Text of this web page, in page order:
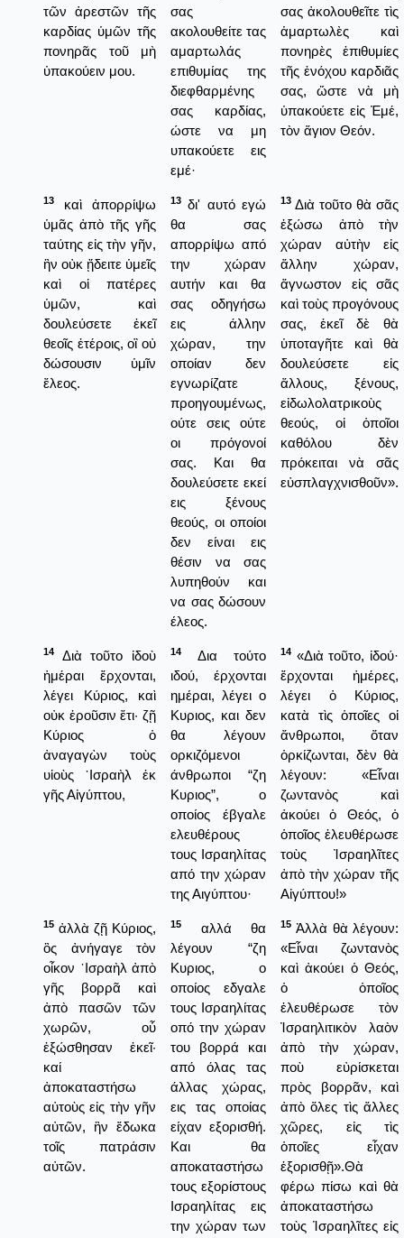
τῶν ἀρεστῶν τῆς
καρδίας ὑμῶν τῆς
πονηρᾶς τοῦ μὴ
ὑπακούειν μου.
σας
ακολουθείτε τας
αμαρτωλάς
επιθυμίας της
διεφθαρμένης
σας καρδίας,
ώστε να μη
υπακούετε εις
εμέ·
σας ἀκολουθεῖτε τὶς
ἁμαρτωλὲς καὶ
πονηρὲς ἐπιθυμίες
τῆς ἐνόχου καρδιᾶς
σας, ὥστε νὰ μὴ
ὑπακούετε εἰς Ἐμέ,
τὸν ἅγιον Θεόν.
13
καὶ ἀπορρίψω
ὑμᾶς ἀπὸ τῆς γῆς
ταύτης εἰς τὴν γῆν,
ἣν οὐκ ᾔδειτε ὑμεῖς
καὶ οἱ πατέρες
ὑμῶν, καὶ
δουλεύσετε ἐκεῖ
θεοῖς ἑτέροις, οἳ οὐ
δώσουσιν ὑμῖν
ἔλεος.
13 δι' αυτό εγώ
θα σας
απορρίψω από
την χώραν
αυτήν και θα
σας οδηγήσω
εις άλλην
χώραν, την
οποίαν δεν
εγνωρίζατε
προηγουμένως,
ούτε σεις ούτε
οι πρόγονοί
σας. Και θα
δουλεύσετε εκεί
εις ξένους
θεούς, οι οποίοι
δεν είναι εις
θέσιν να σας
λυπηθούν και
να σας δώσουν
έλεος.
13 Διὰ τοῦτο θὰ σᾶς
ἐξώσω ἀπὸ τὴν
χώραν αὐτὴν εἰς
ἄλλην χώραν,
ἄγνωστον εἰς σᾶς
καὶ τοὺς προγόνους
σας, ἐκεῖ δὲ θὰ
ὑποταγῆτε καὶ θὰ
δουλεύσετε εἰς
ἄλλους, ξένους,
εἰδωλολατρικοὺς
θεούς, οἱ ὁποῖοι
καθόλου δὲν
πρόκειται νὰ σᾶς
εὐσπλαγχνισθοῦν».
14
Διὰ τοῦτο ἰδοὺ
ἡμέραι ἔρχονται,
λέγει Κύριος, καὶ
οὐκ ἐροῦσιν ἔτι· ζῇ
Κύριος ὁ
ἀναγαγὼν τοὺς
υἱοὺς ᾿Ισραὴλ ἐκ
γῆς Αἰγύπτου,
14
Δια τούτο
ιδού, έρχονται
ημέραι, λέγει ο
Κυριος, και δεν
θα λέγουν
ορκιζόμενοι
άνθρωποι “ζη
Κυριος”, ο
οποίος έβγαλε
ελευθέρους
τους Ισραηλίτας
από την χώραν
της Αιγύπτου·
14 «Διὰ τοῦτο, ἰδού·
ἔρχονται ἡμέρες,
λέγει ὁ Κύριος,
κατὰ τὶς ὁποῖες οἱ
ἄνθρωποι, ὅταν
ὁρκίζωνται, δὲν θὰ
λέγουν: «Εἶναι
ζωντανὸς καὶ
ἀκούει ὁ Θεός, ὁ
ὁποῖος ἐλευθέρωσε
τοὺς Ἰσραηλῖτες
ἀπὸ τὴν χώραν τῆς
Αἰγύπτου!»
15 ἀλλὰ ζῇ Κύριος,
ὃς ἀνήγαγε τὸν
οἶκον ᾿Ισραὴλ ἀπὸ
γῆς βορρᾶ καὶ
ἀπὸ πασῶν τῶν
χωρῶν, οὗ
ἐξώσθησαν ἐκεῖ·
καί
ἀποκαταστήσω
αὐτοὺς εἰς τὴν γῆν
αὐτῶν, ἣν ἔδωκα
τοῖς πατράσιν
αὐτῶν.
15
αλλά θα
λέγουν “ζη
Κυριος, ο
οποίος εδγαλε
τους Ισραηλίτας
οπό την χώραν
του βορρά και
από όλας τας
άλλας χώρας,
εις τας οποίας
είχαν εξορισθή.
Και θα
αποκαταστήσω
τους εξορίστους
Ισραηλίτας εις
την χώραν των
15 Ἀλλὰ θὰ λέγουν:
«Εἶναι ζωντανὸς
καὶ ἀκούει ὁ Θεός,
ὁ ὁποῖος
ἐλευθέρωσε τὸν
Ἰσραηλιτικὸν λαὸν
ἀπὸ τὴν χώραν,
ποὺ εὐρίσκεται
πρὸς βορρᾶν, καὶ
ἀπὸ ὅλες τὶς ἄλλες
χῶρες, εἰς τὶς
ὁποῖες εἶχαν
ἐξορισθῇ».Θὰ
φέρω πίσω καὶ θὰ
ἀποκαταστήσω
τοὺς Ἰσραηλῖτες εἰς